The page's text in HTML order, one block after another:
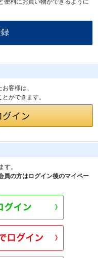
便利にお買い物ができるように
客様は、
ができます。
す。
員の方はログイン後のマイペー